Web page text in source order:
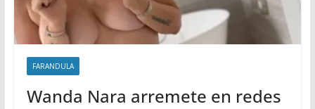
FARANDULA
Wanda Nara arremete en redes